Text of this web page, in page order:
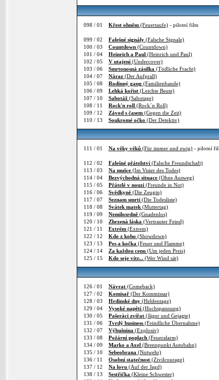
098 / 01 Křest ohněm (Feuertaufe) - pilotní film
099 / 02 Falešné signály (Falsche Signale)
100 / 03
Countdown (Countdown)
101 / 04
Heinrich a Paul (Heinrich und Paul)
102 / 05
V utajení (Undercover)
103 / 06
Smrtonosná zásilka (Tödliche Fracht)
104 / 07
Náraz (Der Aufprall)
105 / 08
Rodinný gang (Familienbande)
106 / 09
Lehká kořist (Leichte Beute)
107 / 10
Sabotáž (Sabotage)
108 / 11
Rock'n roll (Rock´n Roll)
109 / 12
Závod s časem (Gegen die Zeit)
110 / 13
Soukromé očko (Der Detektiv)
111 / 01 Na věky věků (Für immer und ewig) - pilotní
112 / 02 Falešné přátelství (Falsche Freundschaft)
113 / 03
Na mušce (Im Visier des Todes)
114 / 04
Bezvýchodná situace (Ohne Ausweg)
115 / 05
Přátelé v nouzi (Freunde in Not)
116 / 06
Svědkyně (Die Zeugin)
117 / 07
Seznam smrti (Die Todesliste)
118 / 08
Svátek matek (Muttertag)
119 / 09
Nemilosrdně (Gnadenlos)
120 / 10
Zhrzená láska (Vertrauter Feind)
121 / 11
Extrém (Extrem)
122 / 12
Kdo z koho (Showdown)
123 / 13
Pes a kočka (Feuer und Flamme)
124 / 14
Za každou cenu (Um jeden Preis)
125 / 15
Kdo seje vítr... (Wer Wind sät)
126 / 01 Návrat (Comeback)
127 / 02
Komisař (Der Kommissar)
128 / 03
Hrdinské dny (Heldentage)
129 / 04
Vysoké napětí (Hochspannung)
130 / 05
Pašeráci zvířat (Jäger und Gejagte)
131 / 06
Tvrdý business (Feindliche Übernahme)
132 / 07
Výbušnina (Explosiv)
133 / 08
Požární poplach (Feueralarm)
134 / 09
Marko a Axel (Brennpunkt Autobahn)
135 / 10
Sebeobrana (Notwehr)
136 / 11
Osobní statečnost (Zivilcourage)
137 / 12
Na lovu (Auf der Jagd)
138 / 13
Sestřička (Kleine Schwester)